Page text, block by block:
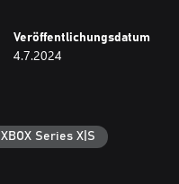
Veröffentlichungsdatum
4.7.2024
XBOX Series X|S